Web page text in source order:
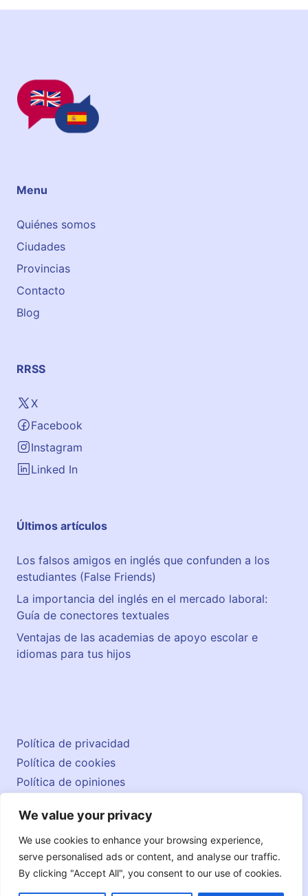
We value your privacy
We use cookies to enhance your browsing experience,
serve personalised ads or content, and analyse our traffic.
By clicking "Accept All", you consent to our use of cookies.
Menu
Quiénes somos
Ciudades
Provincias
Contacto
Blog
RRSS
X
Facebook
Instagram
Linked In
Últimos artículos
Los falsos amigos en inglés que confunden a los
estudiantes (False Friends)
La importancia del inglés en el mercado laboral:
Guía de conectores textuales
Ventajas de las academias de apoyo escolar e
idiomas para tus hijos
© 2026 englishatlas.es
Política de privacidad
Política de cookies
Política de opiniones
Contacto